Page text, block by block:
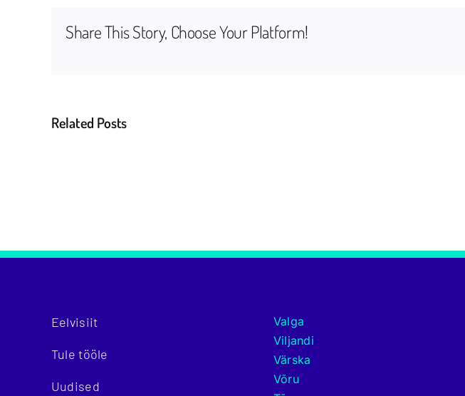
Share This Story, Choose Your Platform!
Related Posts
Eelvisiit
Tule tööle
Uudised
Valga
Viljandi
Värska
Võru